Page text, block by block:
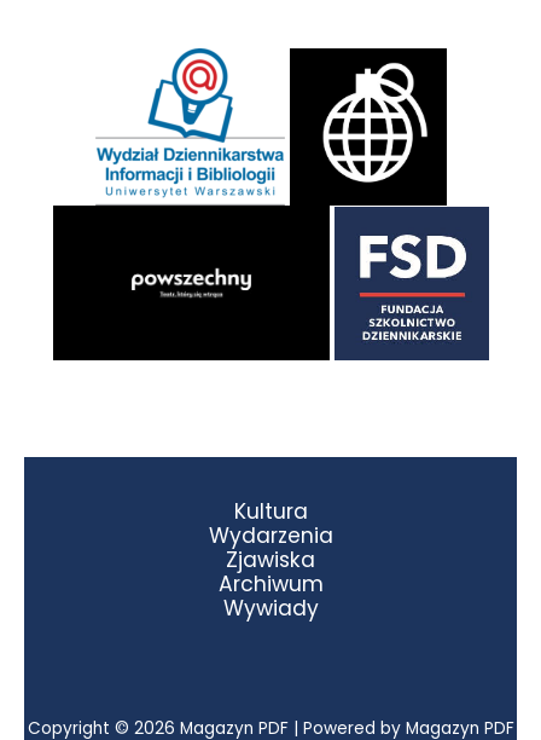
Kultura
Wydarzenia
Zjawiska
Archiwum
Wywiady
Copyright © 2026 Magazyn PDF | Powered by Magazyn PDF